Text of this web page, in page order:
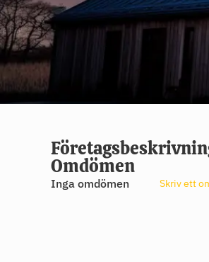
Omdömen
Inga omdömen Skriv ett